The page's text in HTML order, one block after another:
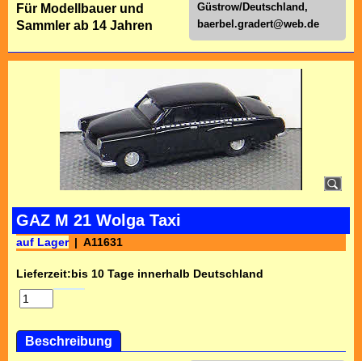
Güstrow/Deutschland,
baerbel.gradert@web.de
Für Modellbauer und
Sammler ab 14 Jahren
GAZ M 21 Wolga Taxi
auf Lager A11631
Lieferzeit:bis 10 Tage innerhalb Deutschland
Beschreibung